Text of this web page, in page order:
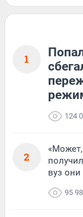
1
124
2
вуз они
95